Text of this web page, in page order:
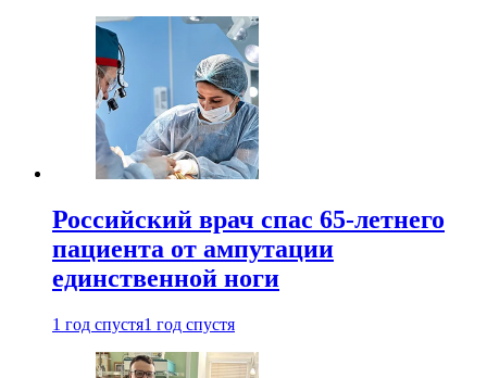
Российский врач спас 65-летнего
пациента от ампутации
единственной ноги
1 год спустя1 год спустя